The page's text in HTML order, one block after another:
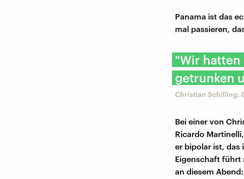
Panama ist das
mal passieren,
"Wir hatten
getrunken
Christian Schilling.
Bei einer von
Ricardo
er bipolar ist, das
Eigenschaft führt
an diesem